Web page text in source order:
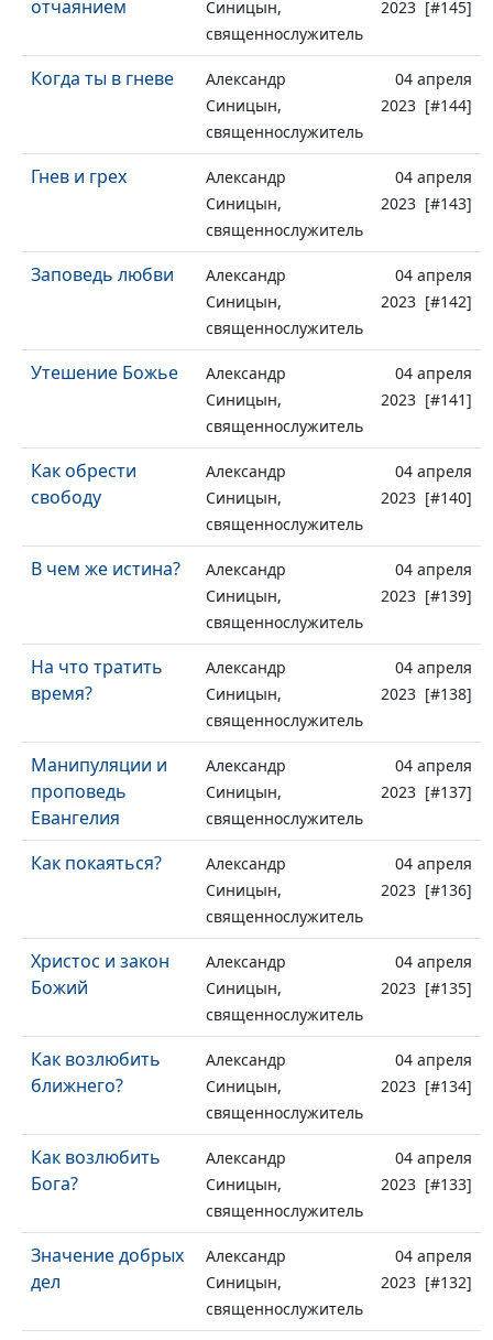
отчаянием
Синицын,
священнослужитель
2023 [#145]
Когда ты в гневе
Александр
Синицын,
священнослужитель
04 апреля
2023 [#144]
Гнев и грех
Александр
Синицын,
священнослужитель
04 апреля
2023 [#143]
Заповедь любви
Александр
Синицын,
священнослужитель
04 апреля
2023 [#142]
Утешение Божье
Александр
Синицын,
священнослужитель
04 апреля
2023 [#141]
Как обрести
свободу
Александр
Синицын,
священнослужитель
04 апреля
2023 [#140]
В чем же истина?
Александр
Синицын,
священнослужитель
04 апреля
2023 [#139]
На что тратить
время?
Александр
Синицын,
священнослужитель
04 апреля
2023 [#138]
Манипуляции и
проповедь
Евангелия
Александр
Синицын,
священнослужитель
04 апреля
2023 [#137]
Как покаяться?
Александр
Синицын,
священнослужитель
04 апреля
2023 [#136]
Христос и закон
Божий
Александр
Синицын,
священнослужитель
04 апреля
2023 [#135]
Как возлюбить
ближнего?
Александр
Синицын,
священнослужитель
04 апреля
2023 [#134]
Как возлюбить
Бога?
Александр
Синицын,
священнослужитель
04 апреля
2023 [#133]
Значение добрых
дел
Александр
Синицын,
священнослужитель
04 апреля
2023 [#132]